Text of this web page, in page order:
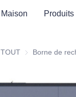
Maison Produits
TOUT